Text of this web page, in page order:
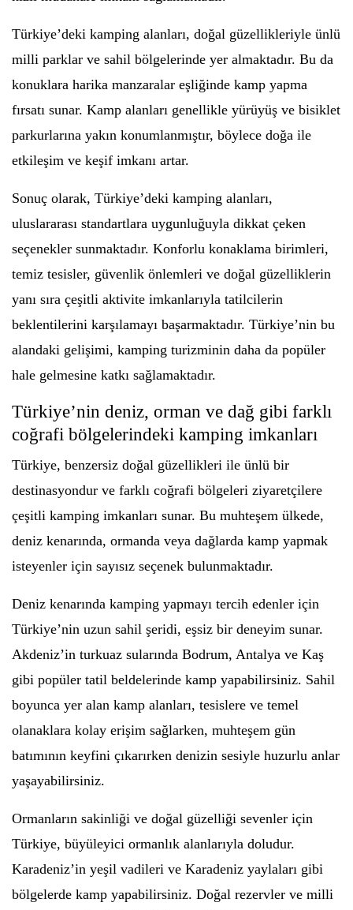
Türkiye’deki kamping alanları, doğal güzellikleriyle ünlü
milli parklar ve sahil bölgelerinde yer almaktadır. Bu da
konuklara harika manzaralar eşliğinde kamp yapma
fırsatı sunar. Kamp alanları genellikle yürüyüş ve bisiklet
parkurlarına yakın konumlanmıştır, böylece doğa ile
etkileşim ve keşif imkanı artar.
Sonuç olarak, Türkiye’deki kamping alanları,
uluslararası standartlara uygunluğuyla dikkat çeken
seçenekler sunmaktadır. Konforlu konaklama birimleri,
temiz tesisler, güvenlik önlemleri ve doğal güzelliklerin
yanı sıra çeşitli aktivite imkanlarıyla tatilcilerin
beklentilerini karşılamayı başarmaktadır. Türkiye’nin bu
alandaki gelişimi, kamping turizminin daha da popüler
hale gelmesine katkı sağlamaktadır.
Türkiye’nin deniz, orman ve dağ gibi farklı
coğrafi bölgelerindeki kamping imkanları
Türkiye, benzersiz doğal güzellikleri ile ünlü bir
destinasyondur ve farklı coğrafi bölgeleri ziyaretçilere
çeşitli kamping imkanları sunar. Bu muhteşem ülkede,
deniz kenarında, ormanda veya dağlarda kamp yapmak
isteyenler için sayısız seçenek bulunmaktadır.
Deniz kenarında kamping yapmayı tercih edenler için
Türkiye’nin uzun sahil şeridi, eşsiz bir deneyim sunar.
Akdeniz’in turkuaz sularında Bodrum, Antalya ve Kaş
gibi popüler tatil beldelerinde kamp yapabilirsiniz. Sahil
boyunca yer alan kamp alanları, tesislere ve temel
olanaklara kolay erişim sağlarken, muhteşem gün
batımının keyfini çıkarırken denizin sesiyle huzurlu anlar
yaşayabilirsiniz.
Ormanların sakinliği ve doğal güzelliği sevenler için
Türkiye, büyüleyici ormanlık alanlarıyla doludur.
Karadeniz’in yeşil vadileri ve Karadeniz yaylaları gibi
bölgelerde kamp yapabilirsiniz. Doğal rezervler ve milli